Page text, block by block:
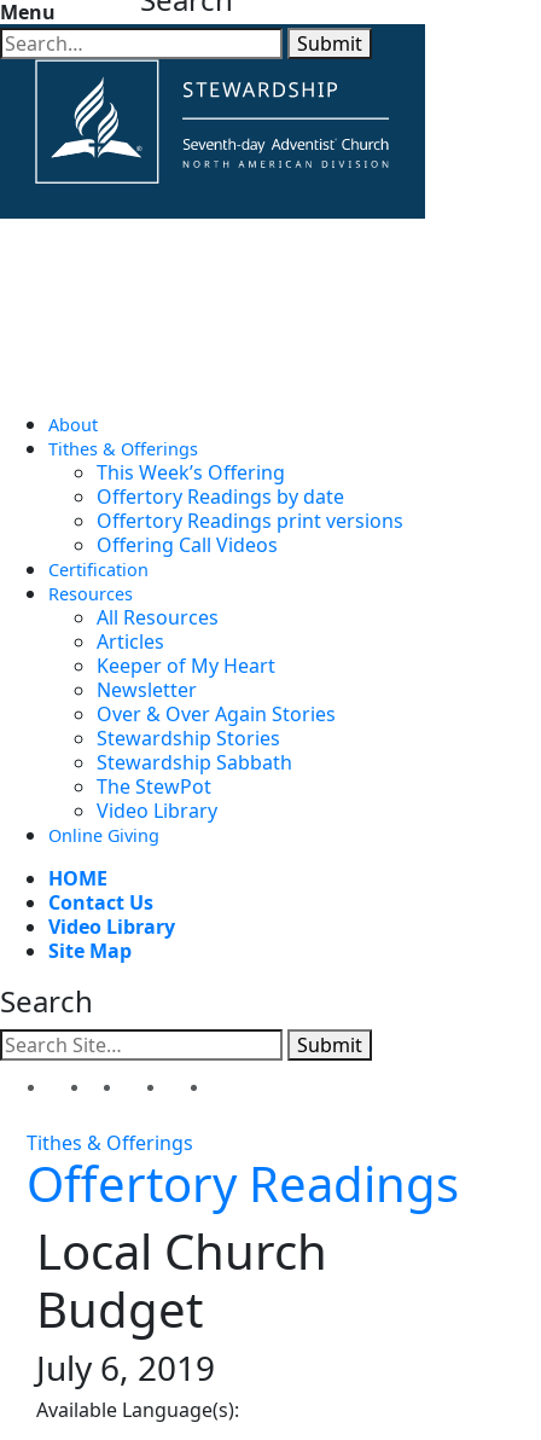
Menu
About
Tithes & Offerings
This Week’s Offering
Offertory Readings by date
Offertory Readings print versions
Offering Call Videos
Certification
Resources
All Resources
Articles
Keeper of My Heart
Newsletter
Over & Over Again Stories
Stewardship Stories
Stewardship Sabbath
The StewPot
Video Library
Online Giving
HOME
Contact Us
Video Library
Site Map
Search
Submit
Tithes & Offerings
Offertory Readings
Local Church
Budget
July 6, 2019
Available Language(s):
Submit